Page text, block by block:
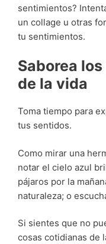
sentimientos?
un collage u otras
tu sentimientos.
Saborea
de la vida
Toma tiempo para
tus sentidos.
Como mirar una
notar el cielo azul
pájaros por la
naturaleza; o
Si sientes que no
cosas cotidianas de